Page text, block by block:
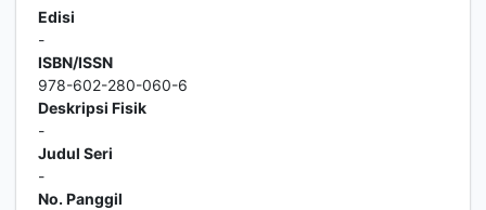
Edisi
-
ISBN/ISSN
978-602-280-060-6
Deskripsi Fisik
-
Judul Seri
-
No. Panggil